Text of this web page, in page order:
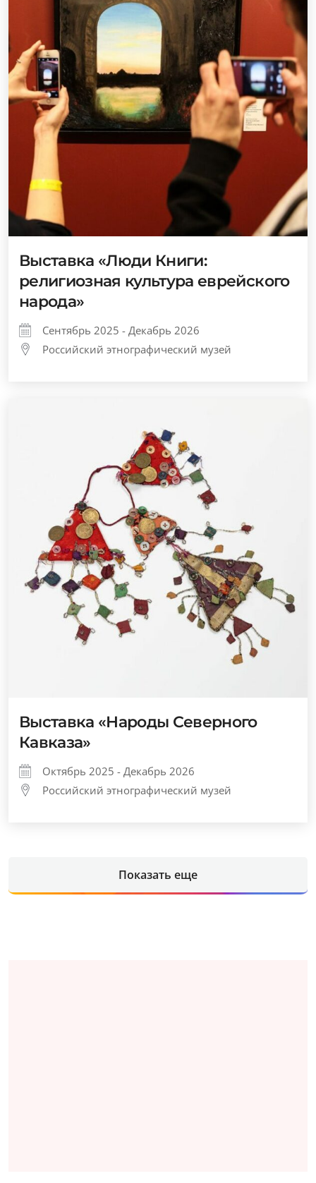
Выставка «Люди Книги:
религиозная культура еврейского
народа»
Сентябрь 2025 - Декабрь 2026
Российский этнографический музей
Выставка «Народы Северного
Кавказа»
Октябрь 2025 - Декабрь 2026
Российский этнографический музей
Показать еще